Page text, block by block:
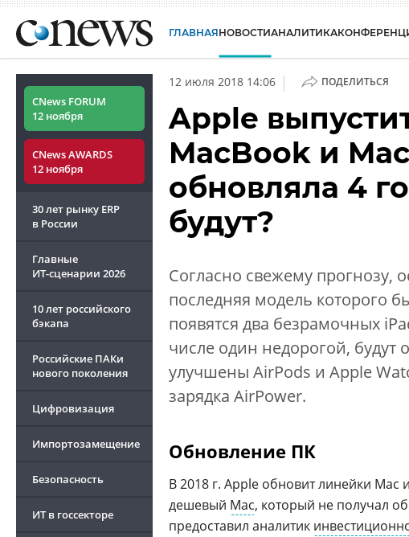
ГЛАВНАЯНОВОСТИАНАЛИТИКА
CNews FORUM
12 ноября
CNews AWARDS
12 ноября
30 лет рынку ERP
в России
Главные
ИТ-сценарии 2026
10 лет российского
бэкапа
Российские ПАКи
нового поколения
Цифровизация
Импортозамещение
Безопасность
ИТ в госсекторе
12 июля 2018 14:06 | ПОДЕЛИТЬСЯ
Apple
MacBook и
обновляла 4
будут?
Согласно свежему прогнозу,
последняя модель которого
появятся два безрамочных
числе один недорогой,
улучшены AirPods и Apple
зарядка AirPower.
Обновление ПК
В 2018 г. Apple обновит линейки
дешевый Mac, который не получал
предоставил аналитик